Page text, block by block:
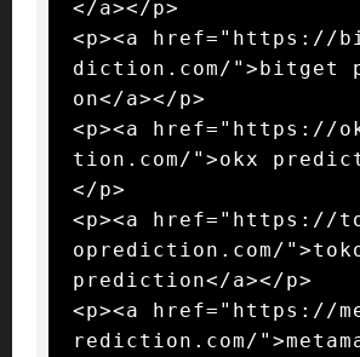
</a></p>
<p><a href="https://
diction.com/">bitget
on</a></p>
<p><a href="https://
tion.com/">okx
</p>
<p><a href="https://
oprediction.com/
prediction</a></p>
<p><a href="https://
rediction.com/